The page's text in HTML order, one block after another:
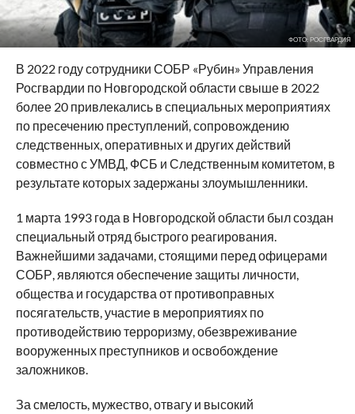
ФОТО: РОСГВАРДИЯ
В 2022 году сотрудники СОБР «Рубин» Управления
Росгвардии по Новгородской области свыше в 2022
более 20 привлекались в специальных мероприятиях
по пресечению преступлений, сопровождению
следственных, оперативных и других действий
совместно с УМВД, ФСБ и Следственным комитетом, в
результате которых задержаны злоумышленники.
1 марта 1993 года в Новгородской области был создан
специальный отряд быстрого реагирования.
Важнейшими задачами, стоящими перед офицерами
СОБР, являются обеспечение защиты личности,
общества и государства от противоправных
посягательств, участие в мероприятиях по
противодействию терроризму, обезвреживание
вооруженных преступников и освобождение
заложников.
За смелость, мужество, отвагу и высокий